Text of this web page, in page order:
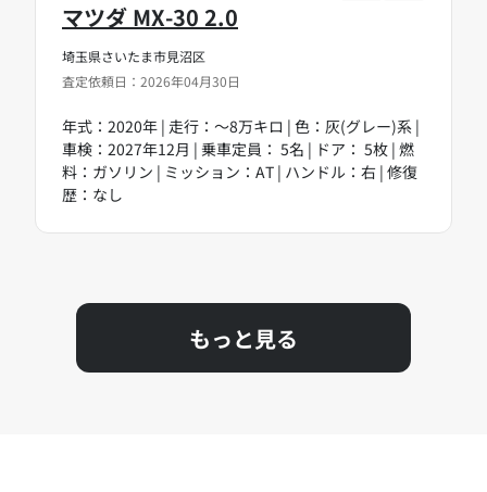
埼玉県さいたま市見沼区
査定依頼日：2026年04月30日
マツダ MX-30 2.0
年式：2020年 | 走行：～8万キロ | 色：灰(グレー)系 |
車検：2027年12月 | 乗車定員： 5名 | ドア： 5枚 | 燃
料：ガソリン | ミッション：AT | ハンドル：右 | 修復
歴：なし
もっと見る